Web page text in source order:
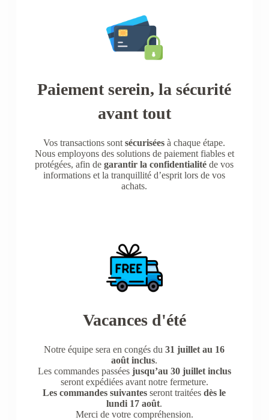
Paiement serein, la sécurité
avant tout
Vos transactions sontsécurisées à chaque étape.
Nous employons des solutions de paiement fiables et
protégées, afin degarantir la confidentialité de vos
informations et la tranquillité d’esprit lors de vos
achats.
Vacances d'été
Notre équipe sera en congés du31 juillet au 16
août inclus.
Les commandes passées jusqu’au 30 juillet inclus
seront expédiées avant notre fermeture.
Les commandes suivantes seront traitéesdès le
lundi 17 août.
Merci de votre compréhension.